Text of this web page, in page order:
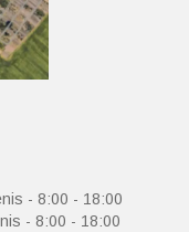
- 8:00 - 18:00
- 8:00 - 18:00